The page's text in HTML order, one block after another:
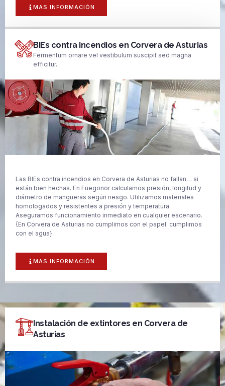
MAS INFORMACIÓN
BIEs contra incendios en Corvera de Asturias
Fermentum ornare vel vestibulum suscipit sed magna
efficitur.
Las BIEs contra incendios en Corvera de Asturias no fallan… si
están bien hechas. En Fuegonor calculamos presión, longitud y
diámetro de mangueras según riesgo. Utilizamos materiales
homologados y resistentes a presión y temperatura.
Aseguramos funcionamiento inmediato en cualquier escenario.
{En Corvera de Asturias no cumplimos con el papel: cumplimos
con el agua}.
MAS INFORMACIÓN
Instalación de extintores en Corvera de
Asturias